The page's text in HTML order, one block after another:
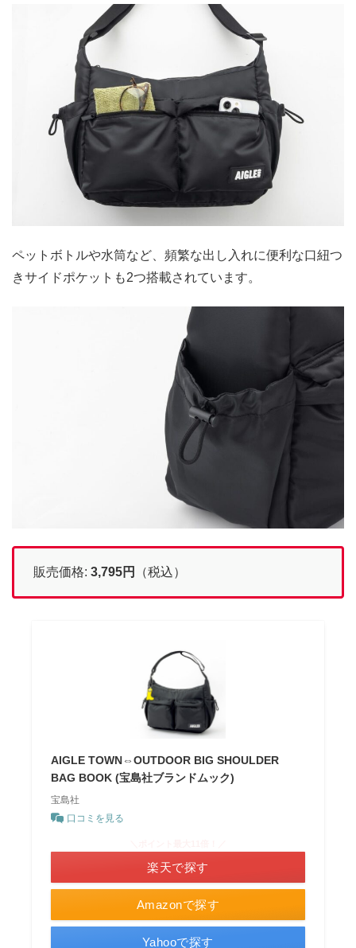
ペットボトルや水筒など、頻繁な出し入れに便利な口紐つ
きサイドポケットも2つ搭載されています。
販売価格: 3,795円 （税込）
AIGLE TOWN⇔OUTDOOR BIG SHOULDER
BAG BOOK (宝島社ブランドムック)
宝島社
口コミを見る
Amazonで探す
楽天で探す
Yahooで探す